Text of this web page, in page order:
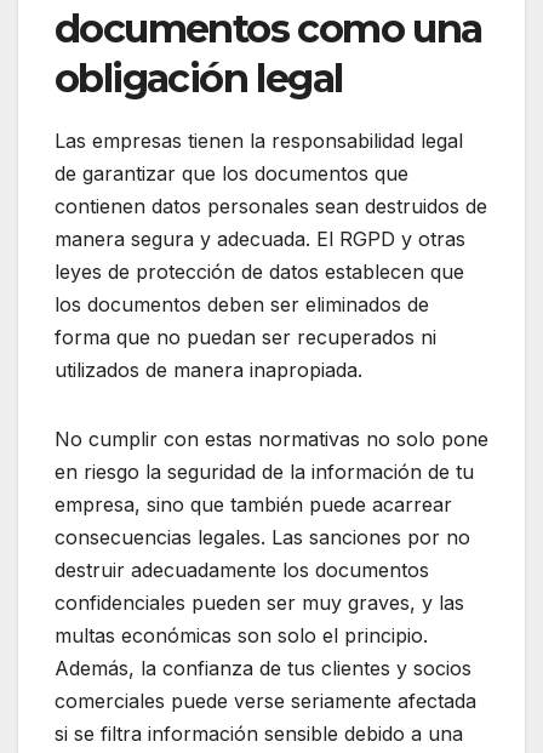
documentos como una
obligación legal
Las empresas tienen la responsabilidad legal
de garantizar que los documentos que
contienen datos personales sean destruidos de
manera segura y adecuada. El RGPD y otras
leyes de protección de datos establecen que
los documentos deben ser eliminados de
forma que no puedan ser recuperados ni
utilizados de manera inapropiada.
No cumplir con estas normativas no solo pone
en riesgo la seguridad de la información de tu
empresa, sino que también puede acarrear
consecuencias legales. Las sanciones por no
destruir adecuadamente los documentos
confidenciales pueden ser muy graves, y las
multas económicas son solo el principio.
Además, la confianza de tus clientes y socios
comerciales puede verse seriamente afectada
si se filtra información sensible debido a una